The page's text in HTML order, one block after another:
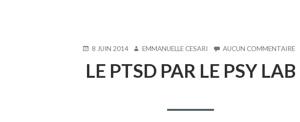
PUBLIÉ8 JUIN 2014 AUTEUR
EMMANUELLE CESARI AUCUN COMMENTAIRE
LE PTSD PAR LE PSY LAB